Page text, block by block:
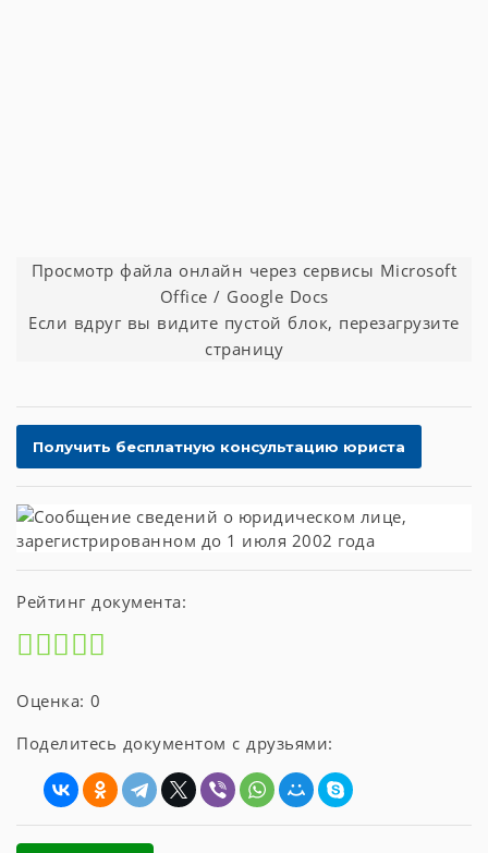
Просмотр файла онлайн через сервисы Microsoft
Office / Google Docs
Если вдруг вы видите пустой блок, перезагрузите
страницу
Рейтинг документа:
Оценка: 0
Поделитесь документом с друзьями: